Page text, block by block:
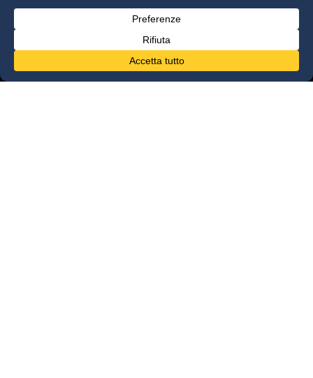
@2025 Dott. Alessandro Carollo – All rights